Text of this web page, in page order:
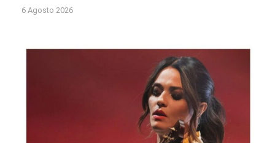
6 Agosto 2026